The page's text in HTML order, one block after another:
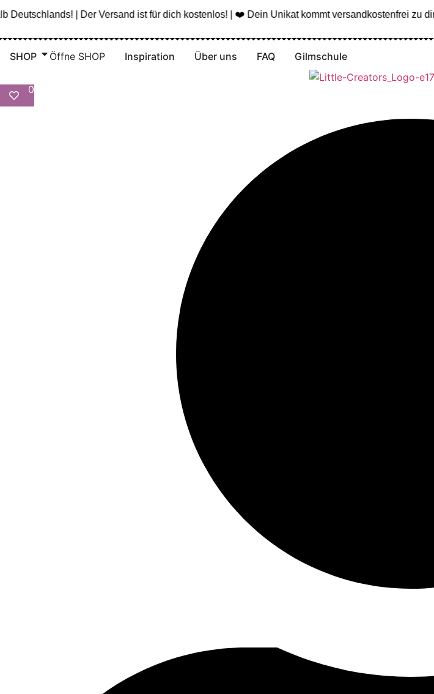
Inhalt
springen
| Der Versand ist für dich kostenlos! | ❤️ Dein Unikat kommt versandkostenfrei zu dir!
SHOP Öffne SHOP Inspiration Über uns FAQ Gilmschule
0